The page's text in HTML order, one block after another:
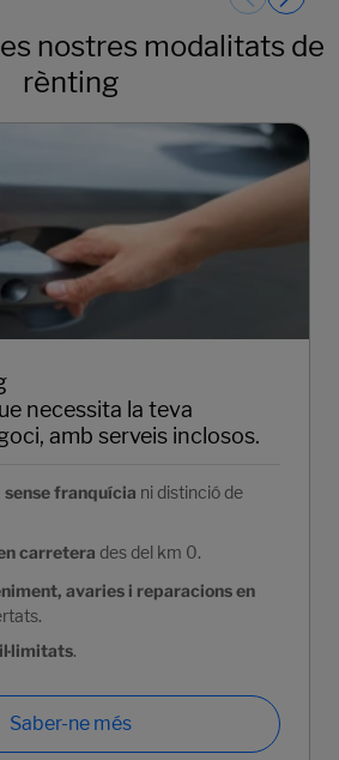
nostres modalitats de
rènting
necessita la teva
amb serveis inclosos.
sense franquícia ni distinció de
carretera des del km 0.
avaries i reparacions en
.
Saber-ne més